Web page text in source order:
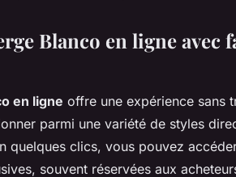
Blanco en ligne avec
en ligne offre une expérience sans
parmi une variété de styles
quelques clics, vous pouvez
souvent réservées aux